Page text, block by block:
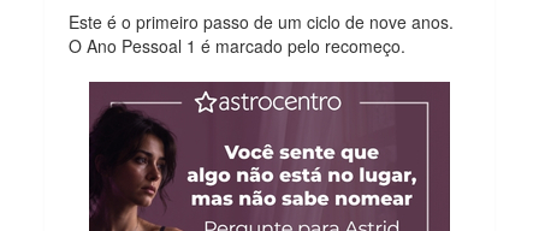
Este é o primeiro passo de um ciclo de nove anos.
O Ano Pessoal 1 é marcado pelo recomeço.